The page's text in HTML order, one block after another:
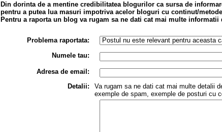
Din dorinta de a mentine credibilitatea blogurilor ca sursa de
pentru a putea lua masuri impotriva acelor bloguri cu continut/
Pentru a raporta un blog va rugam sa ne dati cat mai multe
Problema raportata:
Numele tau:
Adresa de email:
Detalii:
Va rugam sa ne dati cat mai multe detalii
exemple de spam, exemple de posturi cu